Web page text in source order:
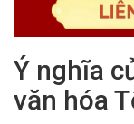
Ý nghĩa
văn hóa